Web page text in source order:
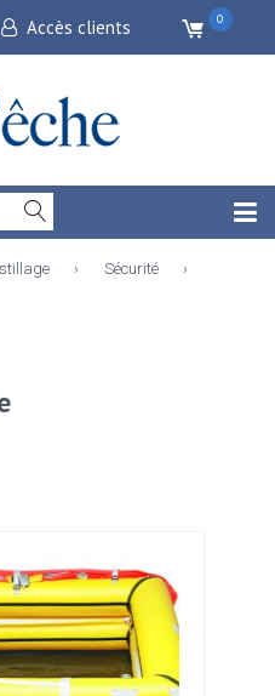
Accès clients 0
› Sécurité ›